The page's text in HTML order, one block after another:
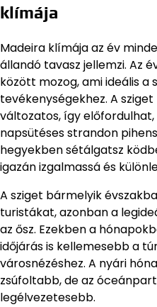
klímája
Madeira klímája az év
állandó tavasz jellemzi. Az
között mozog, ami ideális a
tevékenységekhez. A
változatos, így
napsütéses strandon
hegyekben sétálgatsz
igazán izgalmassá és
A sziget bármelyik
turistákat, azonban a
az ősz. Ezekben a
időjárás is kellemesebb a
városnézéshez. A nyári
zsúfoltabb, de az
legélvezetesebb.